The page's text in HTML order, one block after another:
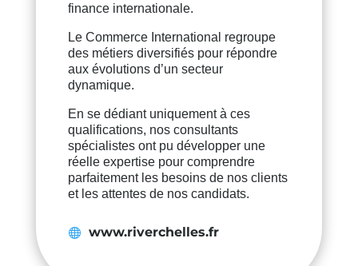
finance internationale.
Le Commerce International regroupe
des métiers diversifiés pour répondre
aux évolutions d’un secteur
dynamique.
En se dédiant uniquement à ces
qualifications, nos consultants
spécialistes ont pu développer une
réelle expertise pour comprendre
parfaitement les besoins de nos clients
et les attentes de nos candidats.
www.riverchelles.fr